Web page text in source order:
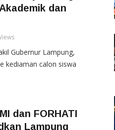
dan
Gubernur Lampung,
kediaman calon siswa
dan FORHATI
Lampung